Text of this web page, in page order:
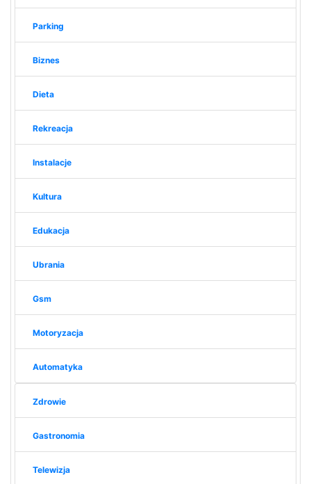
Parking
Biznes
Dieta
Rekreacja
Instalacje
Kultura
Edukacja
Ubrania
Gsm
Motoryzacja
Automatyka
Zdrowie
Gastronomia
Telewizja